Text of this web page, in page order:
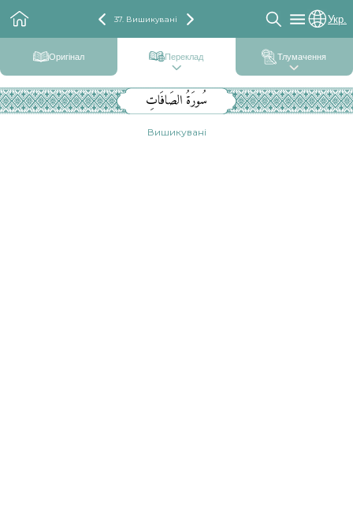
37. Вишикувані Укр.
Оригінал Переклад Тлумачення
سُورَةُ الصَافَاتِ
Вишикувані